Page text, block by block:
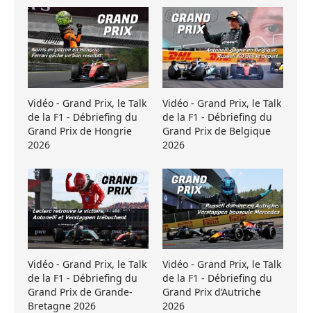
Vidéo - Grand Prix, le Talk
de la F1 - Débriefing du
Grand Prix de Hongrie
2026
Vidéo - Grand Prix, le Talk
de la F1 - Débriefing du
Grand Prix de Belgique
2026
Vidéo - Grand Prix, le Talk
de la F1 - Débriefing du
Grand Prix de Grande-
Bretagne 2026
Vidéo - Grand Prix, le Talk
de la F1 - Débriefing du
Grand Prix d’Autriche
2026